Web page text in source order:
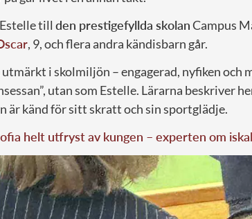
till den prestigefyllda skolanCampus
, 9, och flera andra kändisbarn går.
i skolmiljön – engagerad, nyfiken och
utan som Estelle. Lärarna beskriver
är känd för sitt skratt och sin sportglädje.
helt utfryst av kungen – experten om